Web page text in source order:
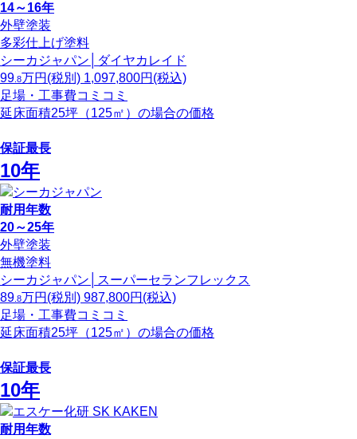
14～16年
外壁塗装
多彩仕上げ塗料
シーカジャパン│ダイヤカレイド
99 .8万円 (税別) 1,097,800円(税込)
足場・工事費コミコミ
延床面積25坪（125㎡）の場合の価格
保証最長
10年
耐用年数
20～25年
外壁塗装
無機塗料
シーカジャパン│スーパーセランフレックス
89 .8万円 (税別) 987,800円(税込)
足場・工事費コミコミ
延床面積25坪（125㎡）の場合の価格
保証最長
10年
耐用年数